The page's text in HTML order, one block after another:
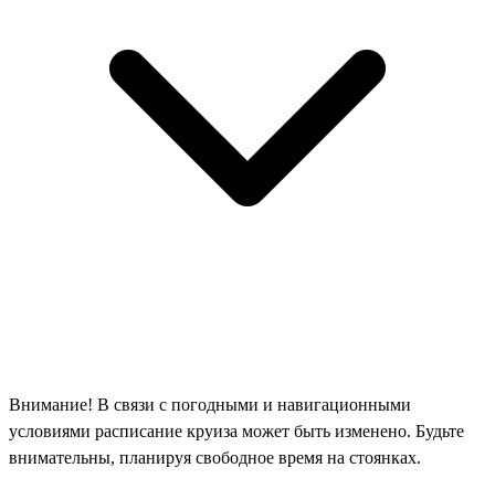
Внимание! В связи с погодными и навигационными
условиями расписание круиза может быть изменено. Будьте
внимательны, планируя свободное время на стоянках.